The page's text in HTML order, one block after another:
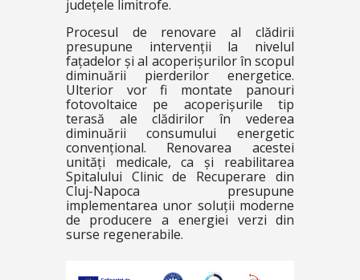
județele limitrofe.
Procesul de renovare al clădirii
presupune intervenții la nivelul
fațadelor și al acoperișurilor în scopul
diminuării pierderilor energetice.
Ulterior vor fi montate panouri
fotovoltaice pe acoperișurile tip
terasă ale clădirilor în vederea
diminuării consumului energetic
convențional. Renovarea acestei
unități medicale, ca și reabilitarea
Spitalului Clinic de Recuperare din
Cluj-Napoca presupune
implementarea unor soluții moderne
de producere a energiei verzi din
surse regenerabile.